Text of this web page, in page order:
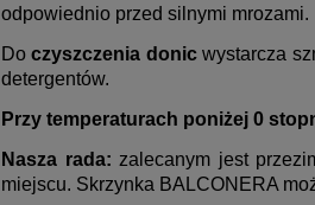
odpowiednio przed silnymi mrozami.
Doczyszczenia donicwystarcza
detergentów.
Przy temperaturach poniżej 0
Nasza rada: zalecanym jest
miejscu. Skrzynka BALCONERA